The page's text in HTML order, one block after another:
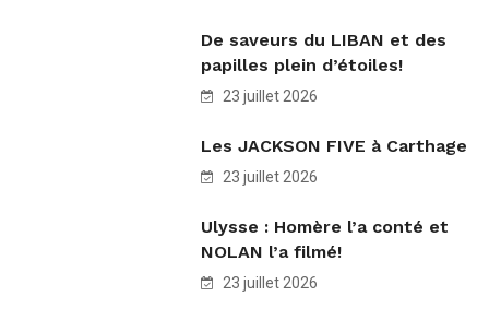
De saveurs du LIBAN et des
papilles plein d’étoiles!
23 juillet 2026
Les JACKSON FIVE à Carthage
23 juillet 2026
Ulysse : Homère l’a conté et
NOLAN l’a filmé!
23 juillet 2026